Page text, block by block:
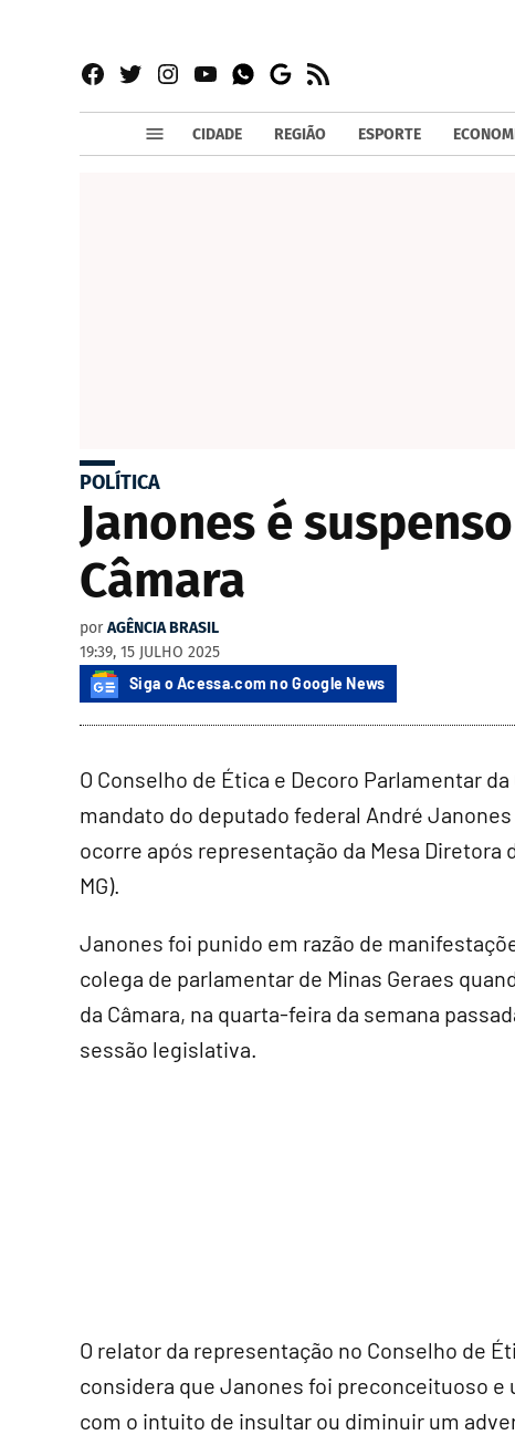
Facebook
TwitterInstagram
YouTubeWhatsapp
Google
News
RSS
CIDADE REGIÃO ESPORTE
POLÍTICA
Janones é
Câmara
por AGÊNCIA BRASIL
19:39, 15 JULHO 2025
Siga o Acessa.com no Google News
O Conselho de Ética e Decoro Parlamentar
mandato do deputado federal André
ocorre após representação da Mesa Diretora
MG).
Janones foi punido em razão de
colega de parlamentar de Minas Geraes
da Câmara, na quarta-feira da semana
sessão legislativa.
O relator da representação no Conselho de
considera que Janones foi preconceituoso
com o intuito de insultar ou diminuir um